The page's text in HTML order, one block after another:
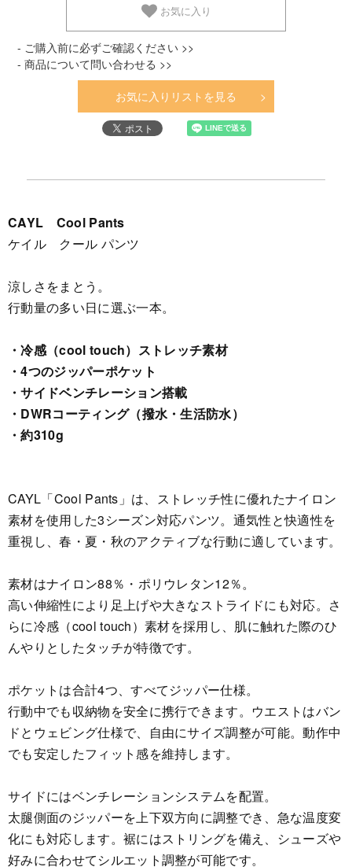
お気に入り
- ご購入前に必ずご確認ください >>
- 商品について問い合わせる >>
お気に入りリストを見る
CAYL Cool Pants
ケイル クール パンツ
涼しさをまとう。
行動量の多い日に選ぶ一本。
・冷感（cool touch）ストレッチ素材
・4つのジッパーポケット
・サイドベンチレーション搭載
・DWRコーティング（撥水・生活防水）
・約310g
CAYL「Cool Pants」は、ストレッチ性に優れたナイロン
素材を使用した3シーズン対応パンツ。通気性と快適性を
重視し、春・夏・秋のアクティブな行動に適しています。
素材はナイロン88％・ポリウレタン12％。
高い伸縮性により足上げや大きなストライドにも対応。さ
らに冷感（cool touch）素材を採用し、肌に触れた際のひ
んやりとしたタッチが特徴です。
ポケットは合計4つ、すべてジッパー仕様。
行動中でも収納物を安全に携行できます。ウエストはバン
ドとウェビング仕様で、自由にサイズ調整が可能。動作中
でも安定したフィット感を維持します。
サイドにはベンチレーションシステムを配置。
太腿側面のジッパーを上下双方向に調整でき、急な温度変
化にも対応します。裾にはストリングを備え、シューズや
好みに合わせてシルエット調整が可能です。